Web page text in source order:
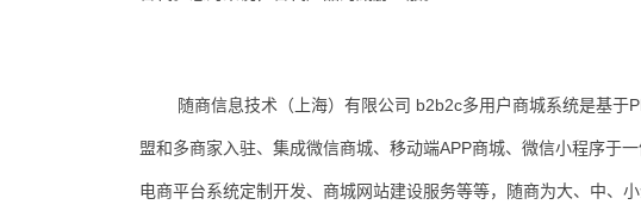
随商信息技术（上海）有限公司 b2b2c多用户商城系统是基
盟和多商家入驻、集成微信商城、移动端APP商城、微信小程序于
电商平台系统定制开发、商城网站建设服务等等，随商为大、中、